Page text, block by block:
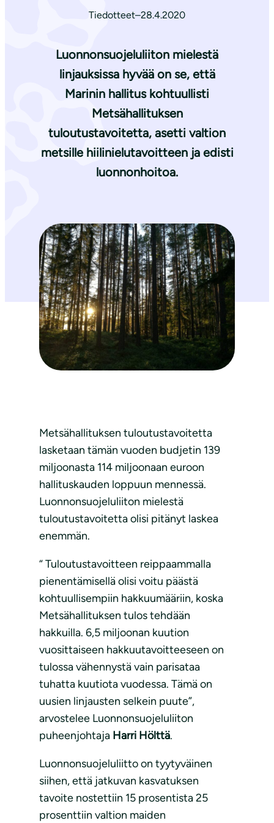
Tiedotteet–28.4.2020
Luonnonsuojeluliiton mielestä
linjauksissa hyvää on se, että
Marinin hallitus kohtuullisti
Metsähallituksen
tuloutustavoitetta, asetti valtion
metsille hiilinielutavoitteen ja edisti
luonnonhoitoa.
Metsähallituksen tuloutustavoitetta
lasketaan tämän vuoden budjetin 139
miljoonasta 114 miljoonaan euroon
hallituskauden loppuun mennessä.
Luonnonsuojeluliiton mielestä
tuloutustavoitetta olisi pitänyt laskea
enemmän.
“ Tuloutustavoitteen reippaammalla
pienentämisellä olisi voitu päästä
kohtuullisempiin hakkuumääriin, koska
Metsähallituksen tulos tehdään
hakkuilla. 6,5 miljoonan kuution
vuosittaiseen hakkuutavoitteeseen on
tulossa vähennystä vain parisataa
tuhatta kuutiota vuodessa. Tämä on
uusien linjausten selkein puute”,
arvostelee Luonnonsuojeluliiton
puheenjohtaja Harri Hölttä.
Luonnonsuojeluliitto on tyytyväinen
siihen, että jatkuvan kasvatuksen
tavoite nostettiin 15 prosentista 25
prosenttiin valtion maiden